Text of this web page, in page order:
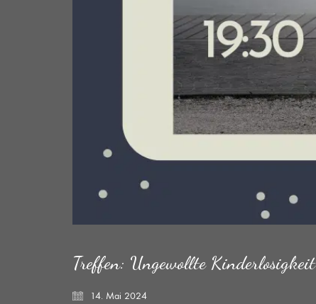
Treffen: Ungewollte Kinderlosigkeit
14. Mai 2024